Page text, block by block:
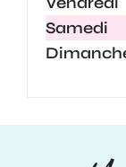
Samedi